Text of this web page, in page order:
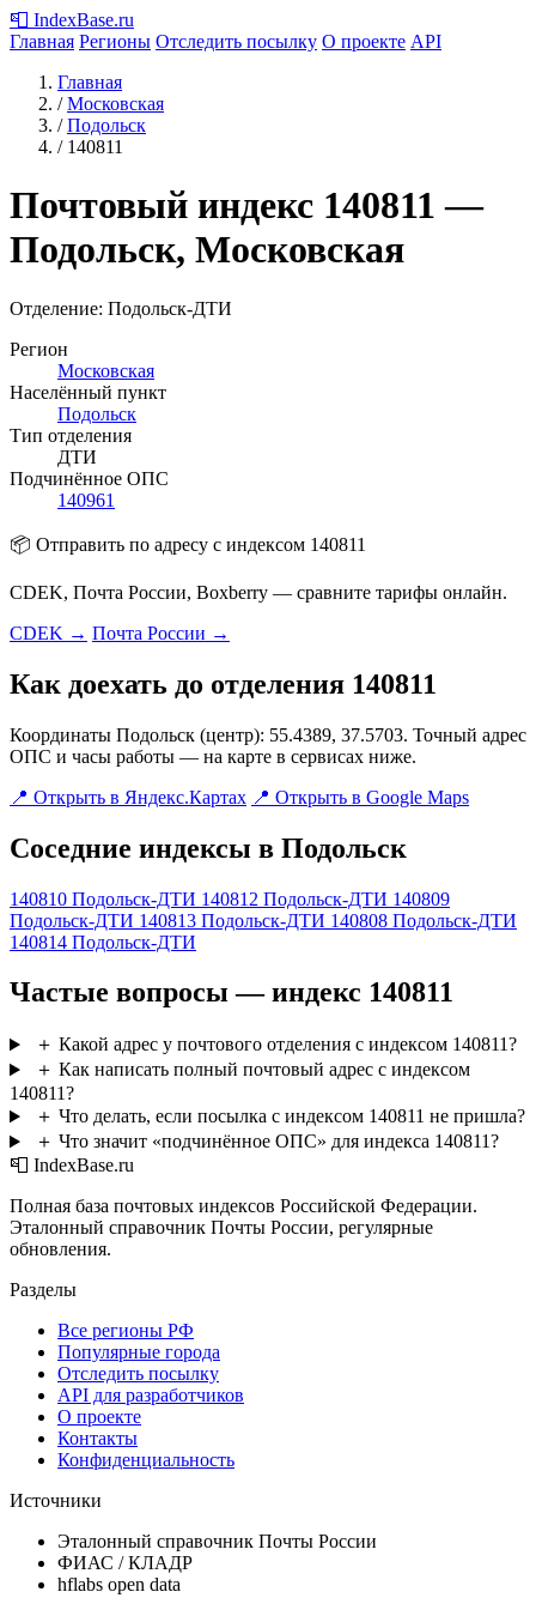
📮 IndexBase.ru
Главная Регионы Отследить посылку О проекте API
Главная
/ Московская
/ Подольск
/ 140811
Почтовый индекс 140811 —
Подольск, Московская
Отделение: Подольск-ДТИ
Регион
Московская
Населённый пункт
Подольск
Тип отделения
ДТИ
Подчинённое ОПС
140961
📦 Отправить по адресу с индексом 140811
CDEK, Почта России, Boxberry — сравните тарифы онлайн.
CDEK → Почта России →
Как доехать до отделения 140811
Координаты Подольск (центр): 55.4389, 37.5703. Точный адрес
ОПС и часы работы — на карте в сервисах ниже.
📍 Открыть в Яндекс.Картах 📍 Открыть в Google Maps
Соседние индексы в Подольск
140810 Подольск-ДТИ 140812 Подольск-ДТИ 140809
Подольск-ДТИ 140813 Подольск-ДТИ 140808 Подольск-ДТИ
140814 Подольск-ДТИ
Частые вопросы — индекс 140811
＋ Какой адрес у почтового отделения с индексом 140811?
＋ Как написать полный почтовый адрес с индексом
140811?
＋ Что делать, если посылка с индексом 140811 не пришла?
＋ Что значит «подчинённое ОПС» для индекса 140811?
📮 IndexBase.ru
Полная база почтовых индексов Российской Федерации.
Эталонный справочник Почты России, регулярные
обновления.
Разделы
Все регионы РФ
Популярные города
Отследить посылку
API для разработчиков
О проекте
Контакты
Конфиденциальность
Источники
Эталонный справочник Почты России
ФИАС / КЛАДР
hflabs open data